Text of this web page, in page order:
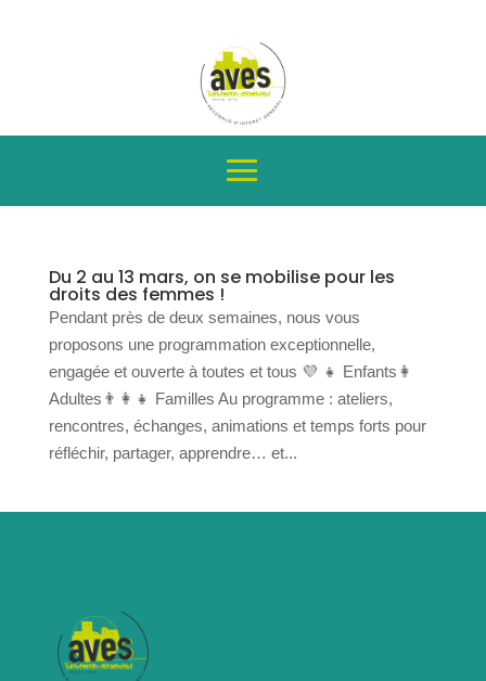
Du 2 au 13 mars, on se mobilise pour les
droits des femmes !
Pendant près de deux semaines, nous vous
proposons une programmation exceptionnelle,
engagée et ouverte à toutes et tous 💜 👧 Enfants👩
Adultes👨‍👩‍👧 Familles Au programme : ateliers,
rencontres, échanges, animations et temps forts pour
réfléchir, partager, apprendre… et...